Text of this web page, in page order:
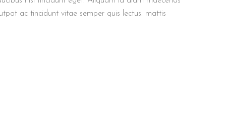
ac tincidunt vitae semper quis lectus. mattis